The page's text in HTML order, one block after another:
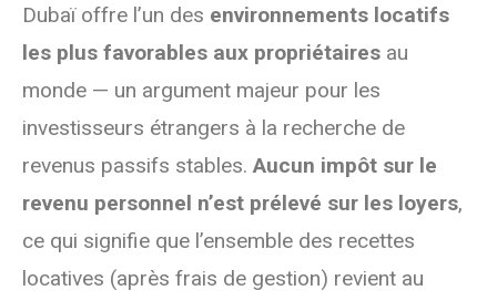
Dubaï offre l’un des environnements locatifs
les plus favorables aux propriétaires au
monde — un argument majeur pour les
investisseurs étrangers à la recherche de
revenus passifs stables.Aucun impôt sur le
revenu personnel n’est prélevé sur les loyers,
ce qui signifie que l’ensemble des recettes
locatives (après frais de gestion) revient au